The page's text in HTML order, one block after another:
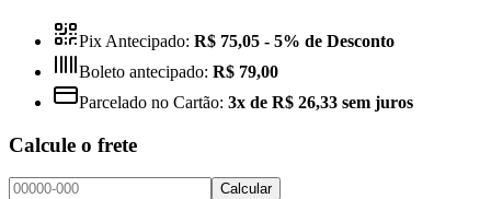
Pix Antecipado: R$ 75,05 - 5% de Desconto
Boleto antecipado: R$ 79,00
Parcelado no Cartão: 3x de R$ 26,33 sem juros
Calcule o frete
Calcular